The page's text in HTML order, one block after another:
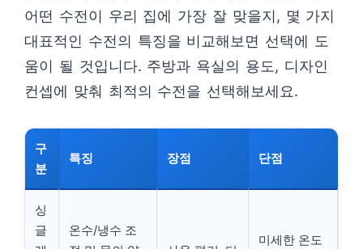
어떤 수전이 우리 집에 가장 잘 맞을지, 몇 가지
대표적인 수전의 특징을 비교해보면 선택에 도
움이 될 것입니다. 주방과 욕실의 용도, 디자인
컨셉에 맞춰 최적의 수전을 선택해보세요.
구
분
특징 장점 단점
싱
글
온수/냉수 조
미세한 온도